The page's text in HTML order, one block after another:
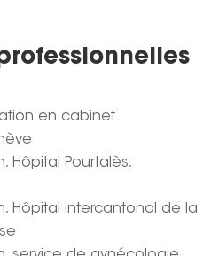
en cabinet
Hôpital Pourtalès,
Hôpital intercantonal de la